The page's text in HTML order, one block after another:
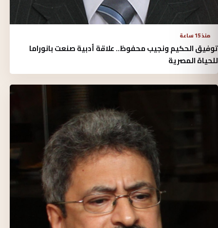
منذ 15 ساعة
توفيق الحكيم ونجيب محفوظ.. علاقة أدبية صنعت بانوراما
للحياة المصرية